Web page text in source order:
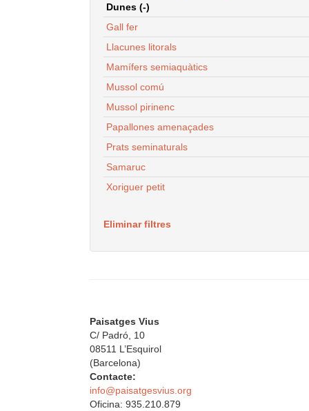
Dunes (-)
Gall fer
Llacunes litorals
Mamífers semiaquàtics
Mussol comú
Mussol pirinenc
Papallones amenaçades
Prats seminaturals
Samaruc
Xoriguer petit
Eliminar filtres
Paisatges Vius
C/ Padró, 10
08511 L’Esquirol
(Barcelona)
Contacte:
info@paisatgesvius.org
Oficina: 935.210.879